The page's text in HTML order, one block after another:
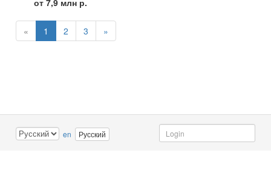
от 7,9 млн р.
« 1 2 3 »
en Русский